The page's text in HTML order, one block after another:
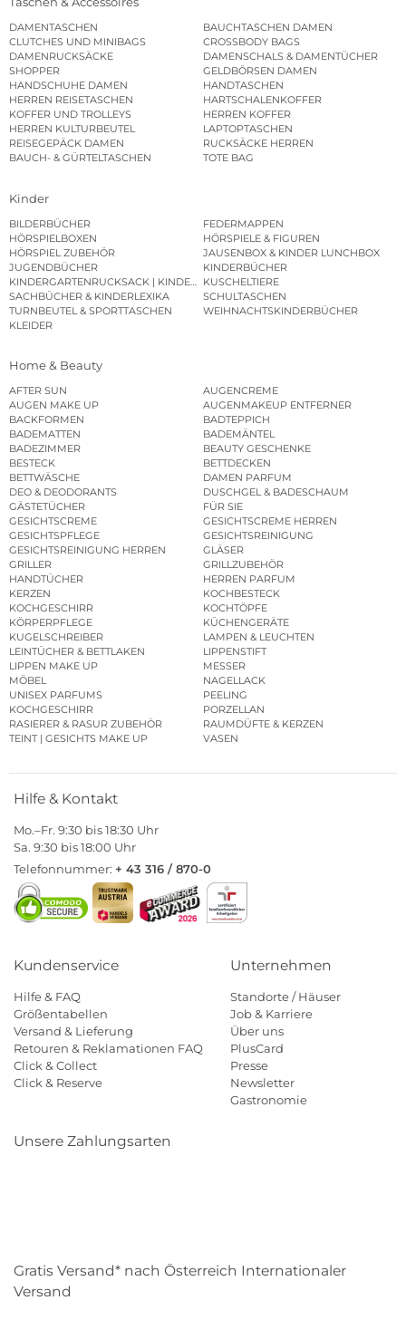
DAMENTASCHEN
BAUCHTASCHEN DAMEN
CLUTCHES UND MINIBAGS
CROSSBODY BAGS
DAMENRUCKSÄCKE
DAMENSCHALS & DAMENTÜCHER
SHOPPER
GELDBÖRSEN DAMEN
HANDSCHUHE DAMEN
HANDTASCHEN
HERREN REISETASCHEN
HARTSCHALENKOFFER
KOFFER UND TROLLEYS
HERREN KOFFER
HERREN KULTURBEUTEL
LAPTOPTASCHEN
REISEGEPÄCK DAMEN
RUCKSÄCKE HERREN
BAUCH- & GÜRTELTASCHEN
TOTE BAG
Kinder
BILDERBÜCHER
FEDERMAPPEN
HÖRSPIELBOXEN
HÖRSPIELE & FIGUREN
HÖRSPIEL ZUBEHÖR
JAUSENBOX & KINDER LUNCHBOX
JUGENDBÜCHER
KINDERBÜCHER
KINDERGARTENRUCKSACK | KINDERGARTENBEUTEL
KUSCHELTIERE
SACHBÜCHER & KINDERLEXIKA
SCHULTASCHEN
TURNBEUTEL & SPORTTASCHEN
WEIHNACHTSKINDERBÜCHER
KLEIDER
Home & Beauty
AFTER SUN
AUGENCREME
AUGEN MAKE UP
AUGENMAKEUP ENTFERNER
BACKFORMEN
BADTEPPICH
BADEMATTEN
BADEMÄNTEL
BADEZIMMER
BEAUTY GESCHENKE
BESTECK
BETTDECKEN
BETTWÄSCHE
DAMEN PARFUM
DEO & DEODORANTS
DUSCHGEL & BADESCHAUM
GÄSTETÜCHER
FÜR SIE
GESICHTSCREME
GESICHTSCREME HERREN
GESICHTSPFLEGE
GESICHTSREINIGUNG
GESICHTSREINIGUNG HERREN
GLÄSER
GRILLER
GRILLZUBEHÖR
HANDTÜCHER
HERREN PARFUM
KERZEN
KOCHBESTECK
KOCHGESCHIRR
KOCHTÖPFE
KÖRPERPFLEGE
KÜCHENGERÄTE
KUGELSCHREIBER
LAMPEN & LEUCHTEN
LEINTÜCHER & BETTLAKEN
LIPPENSTIFT
LIPPEN MAKE UP
MESSER
MÖBEL
NAGELLACK
UNISEX PARFUMS
PEELING
KOCHGESCHIRR
PORZELLAN
RASIERER & RASUR ZUBEHÖR
RAUMDÜFTE & KERZEN
TEINT | GESICHTS MAKE UP
VASEN
Hilfe & Kontakt
Mo.–Fr. 9:30 bis 18:30 Uhr
Sa. 9:30 bis 18:00 Uhr
Telefonnummer: + 43 316 / 870-0
Kundenservice
Hilfe & FAQ
Größentabellen
Versand & Lieferung
Retouren & Reklamationen FAQ
Click & Collect
Click & Reserve
Unternehmen
Standorte / Häuser
Job & Karriere
Über uns
PlusCard
Presse
Newsletter
Gastronomie
Unsere Zahlungsarten
Gratis Versand* nach Österreich Internationaler
Versand